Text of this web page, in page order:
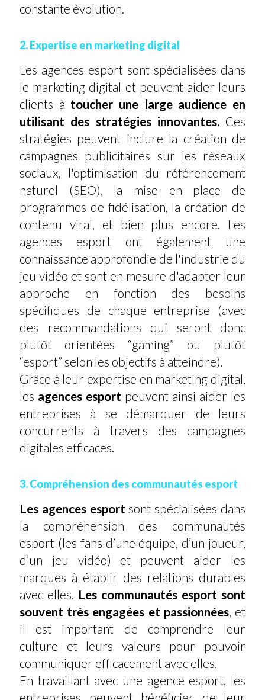
constante évolution.
2. Expertise en marketing digital
Les agences esport sont spécialisées dans
le marketing digital et peuvent aider leurs
clients à toucher une large audience en
utilisant des stratégies innovantes.Ces
stratégies peuvent inclure la création de
campagnes publicitaires sur les réseaux
sociaux, l'optimisation du référencement
naturel (SEO), la mise en place de
programmes de fidélisation, la création de
contenu viral, et bien plus encore. Les
agences esport ont également une
connaissance approfondie de l'industrie du
jeu vidéo et sont en mesure d'adapter leur
approche en fonction des besoins
spécifiques de chaque entreprise (avec
des recommandations qui seront donc
plutôt orientées “gaming” ou plutôt
“esport” selon les objectifs à atteindre).
Grâce à leur expertise en marketing digital,
les agences esport peuvent ainsi aider les
entreprises à se démarquer de leurs
concurrents à travers des campagnes
digitales efficaces.
3. Compréhension des communautés esport
Les agences esport sont spécialisées dans
la compréhension des communautés
esport (les fans d’une équipe, d’un joueur,
d’un jeu vidéo) et peuvent aider les
marques à établir des relations durables
avec elles. Les communautés esport sont
souvent très engagées et passionnées, et
il est important de comprendre leur
culture et leurs valeurs pour pouvoir
communiquer efficacement avec elles.
En travaillant avec une agence esport, les